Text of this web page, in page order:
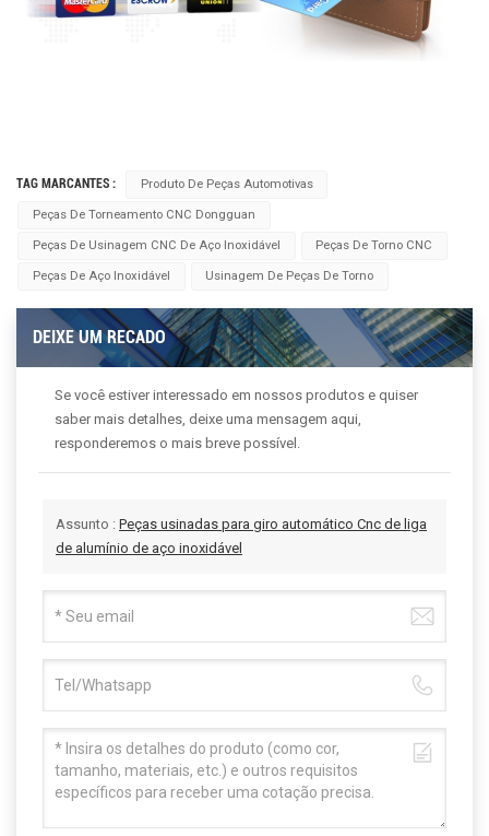
TAG MARCANTES : Produto De Peças Automotivas
Peças De Torneamento CNC Dongguan
Peças De Usinagem CNC De Aço Inoxidável Peças De Torno CNC
Peças De Aço Inoxidável Usinagem De Peças De Torno
DEIXE UM RECADO
Se você estiver interessado em nossos produtos e quiser
saber mais detalhes, deixe uma mensagem aqui,
responderemos o mais breve possível.
Assunto : Peças usinadas para giro automático Cnc de liga
de alumínio de aço inoxidável